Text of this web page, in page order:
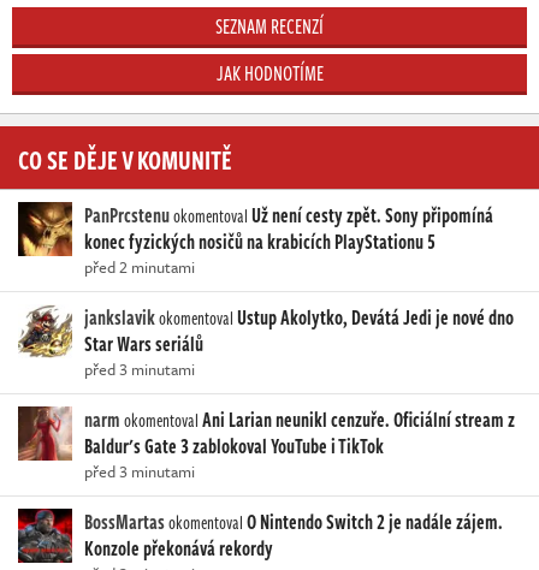
SEZNAM RECENZÍ
JAK HODNOTÍME
CO SE DĚJE V KOMUNITĚ
PanPrcstenuokomentovalUž není cesty zpět. Sony připomíná
konec fyzických nosičů na krabicích PlayStationu 5
před 2 minutami
jankslavikokomentovalUstup Akolytko, Devátá Jedi je nové dno
Star Wars seriálů
před 3 minutami
narmokomentovalAni Larian neunikl cenzuře. Oficiální stream z
Baldur's Gate 3 zablokoval YouTube i TikTok
před 3 minutami
BossMartasokomentovalO Nintendo Switch 2 je nadále zájem.
Konzole překonává rekordy